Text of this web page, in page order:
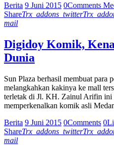
Berita 9 Juni 2015 0Comments
ShareTrx_addons_twitter
mail
Digidoy Komik,
Dunia
Sun Plaza berhasil membuat para
melangkahkan kakinya ke mall
terletak di Jl. KH. Zainul Arifin ini
memperkenalkan komik asli
Berita 9 Juni 2015 0Comments 0
ShareTrx_addons_twitter
mail